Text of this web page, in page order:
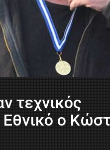
τεχνικός
Εθνικό ο